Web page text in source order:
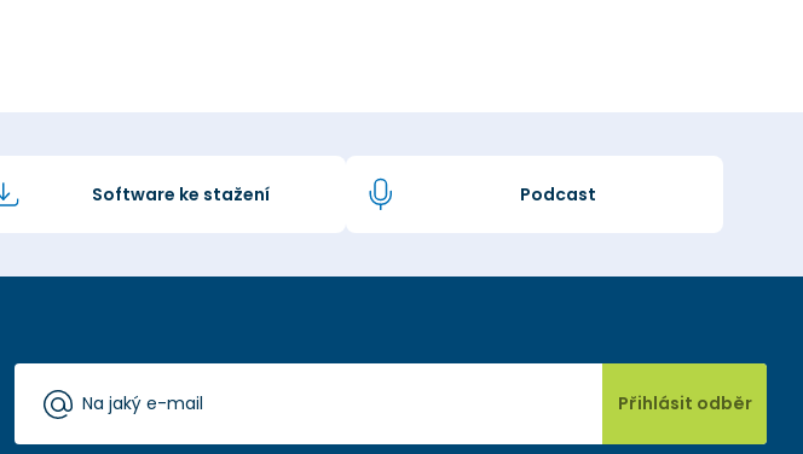
Software ke stažení Podcast
Přihlásit odběr